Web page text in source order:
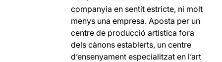
companyia en sentit estricte, ni molt
menys una empresa. Aposta per un
centre de producció artística fora
dels cànons establerts, un centre
d’ensenyament especialitzat en l’art